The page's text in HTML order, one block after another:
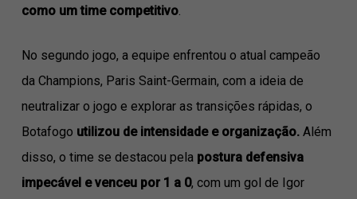
como um time competitivo.
No segundo jogo, a equipe enfrentou o atual campeão
da Champions, Paris Saint-Germain, com a ideia de
neutralizar o jogo e explorar as transições rápidas, o
Botafogo utilizou de intensidade e organização. Além
disso, o time se destacou pelapostura defensiva
impecável e venceu por 1 a 0, com um gol de Igor